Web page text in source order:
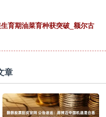
育期油菜育种获突破_额尔古
章